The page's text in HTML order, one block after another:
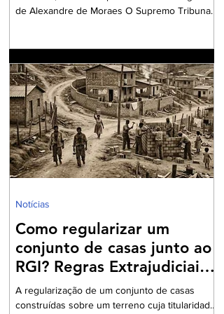
de Alexandre de Moraes O Supremo Tribunal
vigilância. Por seis votos a quatro, os ministros
votaram a favor do voto divergente,
apresentado pelo ministro Alexandre de
Moraes. O relator da matéria – e voto vencido
– foi o ministro Kássio Nunes, cujo
posicionamento era favorável a conceder aos
vigilantes
Como regularizar um
conjunto de casas junto ao
RGI? Regras Extrajudiciais
do Rio de Janeiro
A regularização de um conjunto de casas
construídas sobre um terreno cuja titularidade
Notícias